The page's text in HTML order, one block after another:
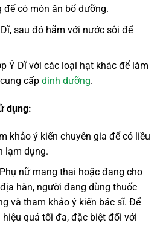
để có món ăn bổ dưỡng.
sau đó hãm với nước sôi để
Ý Dĩ với các loại hạt khác để làm
cấp dinh dưỡng.
dụng:
khảo ý kiến chuyên gia để có liều
lạm dụng.
Phụ nữ mang thai hoặc đang cho
hàn, người đang dùng thuốc
và tham khảo ý kiến bác sĩ. Để
quả tối đa, đặc biệt đối với